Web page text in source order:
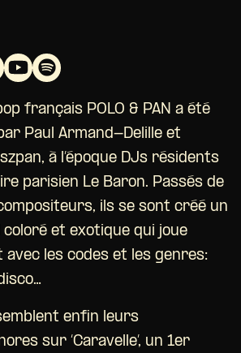
français POLO & PAN a été
Paul Armand-Delille et
à l’époque DJs résidents
parisien Le Baron. Passés de
ils se sont créé un
et exotique qui joue
les codes et les genres:
enfin leurs
sur ‘Caravelle’, un 1er